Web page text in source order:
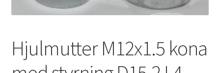
Hjulmutter M12x1.5 kona